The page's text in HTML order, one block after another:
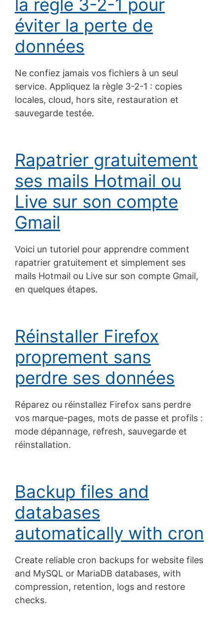
la règle 3-2-1 pour
éviter la perte de
données
Ne confiez jamais vos fichiers à un seul
service. Appliquez la règle 3-2-1 : copies
locales, cloud, hors site, restauration et
sauvegarde testée.
Rapatrier gratuitement
ses mails Hotmail ou
Live sur son compte
Gmail
Voici un tutoriel pour apprendre comment
rapatrier gratuitement et simplement ses
mails Hotmail ou Live sur son compte Gmail,
en quelques étapes.
Réinstaller Firefox
proprement sans
perdre ses données
Réparez ou réinstallez Firefox sans perdre
vos marque-pages, mots de passe et profils :
mode dépannage, refresh, sauvegarde et
réinstallation.
Backup files and
databases
automatically with cron
Create reliable cron backups for website files
and MySQL or MariaDB databases, with
compression, retention, logs and restore
checks.